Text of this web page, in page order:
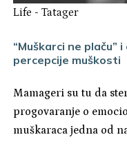
Life -Tatager
“Muškarci ne
percepcije muškosti
Mamageri su tu da
progovaranje o
muškaraca jedna od